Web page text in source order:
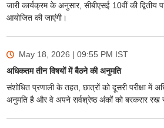
जारी कार्यक्रम के अनुसार, सीबीएसई 10वीं की
आयोजित की जाएंगी।
May 18, 2026 | 09:55 PM IST
अधिकतम तीन विषयों में बैठने की अनुमति
संशोधित प्रणाली के तहत, छात्रों को दूसरी परीक्षा में
अनुमति है और वे अपने सर्वश्रेष्ठ अंकों को बरकरार